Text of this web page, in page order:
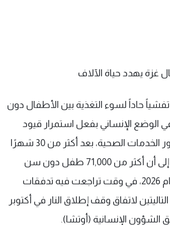
حاداً لسوء التغذية بين الأطفال دون
الإنساني بفعل استمرار قيود
الاحتلال على دخول المواد الغذائية الأساسية وتدهور الخدمات الصحية، بعد أكثر من 30 شهرًا
على بدء العدوان العسكري الإسرائيلي.وأشار المركز إلى أن أكثر من 71,000 طفل دون سن
الخامسة يواجهون خطر سوء التغذية الحاد خلال عام 2026، في وقت تراجعت فيه تدفقات
والثانية التاليتين لاتفاق وقف إطلاق النار في أكتوبر